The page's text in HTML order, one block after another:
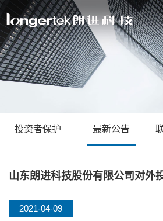
投资者保护 最新公告
山东朗进科技股份有限公司对外
2021-04-09